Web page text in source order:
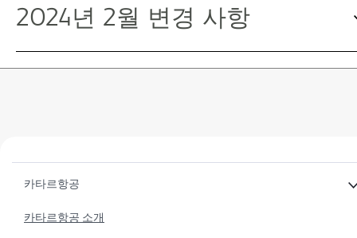
2024년 2월 변경 사항
카타르항공
카타르항공 소개